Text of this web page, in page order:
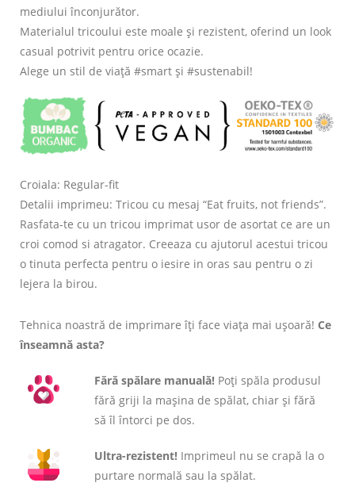
mediului înconjurător.
Materialul tricoului este moale și rezistent, oferind un look
casual potrivit pentru orice ocazie.
Alege un stil de viață #smart și #sustenabil!
Croiala: Regular-fit
Detalii imprimeu: Tricou cu mesaj “Eat fruits, not friends”.
Rasfata-te cu un tricou imprimat usor de asortat ce are un
croi comod si atragator. Creeaza cu ajutorul acestui tricou
o tinuta perfecta pentru o iesire in oras sau pentru o zi
lejera la birou.
Tehnica noastră de imprimare îți face viața mai ușoară! Ce
înseamnă asta?
Fără spălare manuală! Poți spăla produsul
fără griji la mașina de spălat, chiar și fără
să îl întorci pe dos.
Ultra-rezistent! Imprimeul nu se crapă la o
purtare normală sau la spălat.